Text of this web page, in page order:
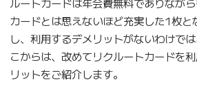
カードとは思えないほど充実した1枚と
し、利用するデメリットがないわけで
こからは、改めてリクルートカードを
リットをご紹介します。